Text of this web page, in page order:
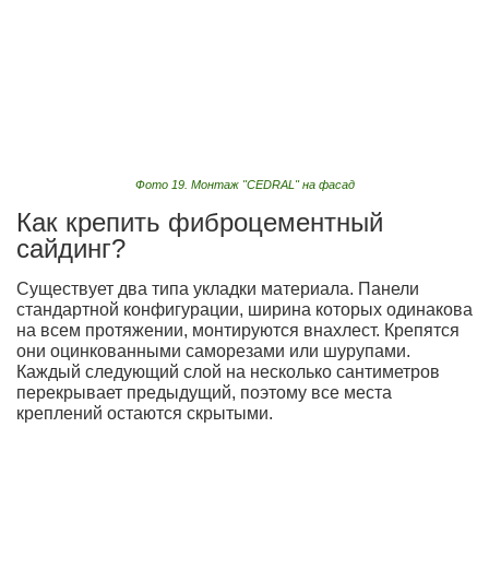
Фото 19. Монтаж "CEDRAL" на фасад
Как крепить фиброцементный
сайдинг?
Существует два типа укладки материала. Панели
стандартной конфигурации, ширина которых одинакова
на всем протяжении, монтируются внахлест. Крепятся
они оцинкованными саморезами или шурупами.
Каждый следующий слой на несколько сантиметров
перекрывает предыдущий, поэтому все места
креплений остаются скрытыми.